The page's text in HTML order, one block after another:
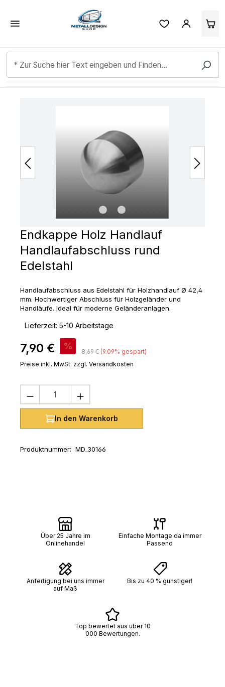
Zum Hauptinhalt springen
Endkappe Holz Handlauf
Handlaufabschluss rund
Edelstahl
Handlaufabschluss aus Edelstahl für Holzhandlauf Ø 42,4
mm. Hochwertiger Abschluss für Holzgeländer und
Handläufe. Ideal für moderne Geländeranlagen.
Lieferzeit: 5-10 Arbeitstage
Verkaufspreis:
7,90 € % Regulärer Preis:
8,69 € (9.09% gespart)
Preise inkl. MwSt. zzgl. Versandkosten
Produkt Anzahl: Gib den
In den Warenkorb
Produktnummer: MD_30166
Über 25 Jahre im
Onlinehandel
Einfache Montage da immer
Passend
Anfertigung bei uns immer
auf Maß
Bis zu 40 % günstiger!
Top bewertet aus über 10
000 Bewertungen.